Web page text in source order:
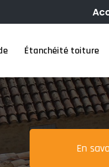
Étanchéité toiture
En